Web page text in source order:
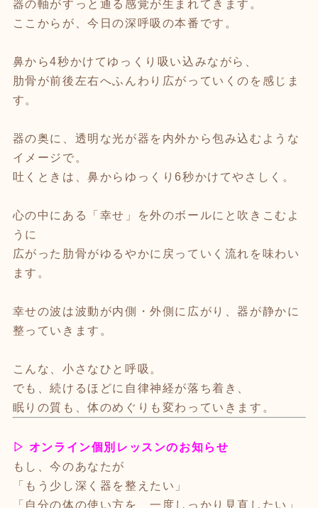
器の軸がすっと通る感覚が生まれてきます。
ここからが、今日の深呼吸の本番です。
鼻から4秒かけてゆっくり吸い込みながら、
肋骨が前後左右へふんわり広がっていくのを感じま
す。
器の奥に、透明な光が器を内外から包み込むような
イメージで。
吐くときは、鼻からゆっくり6秒かけてやさしく。
心の中にある
「幸せ」を外のボールにと吹きこむよ
うに
広がった肋骨がゆるやかに戻っていく流れを味わい
ます。
幸せの波は波動が内側・外側に広がり、器が静かに
整っていきます。
こんな、小さなひと呼吸。
でも、続けるほどに自律神経が落ち着き、
眠りの質も、体のめぐりも変わっていきます。
▷ オンライン個別レッスンのお知らせ
もし、今のあなたが
「もう少し深く器を整えたい」
「自分の体の使い方を、一度しっかり見直したい」